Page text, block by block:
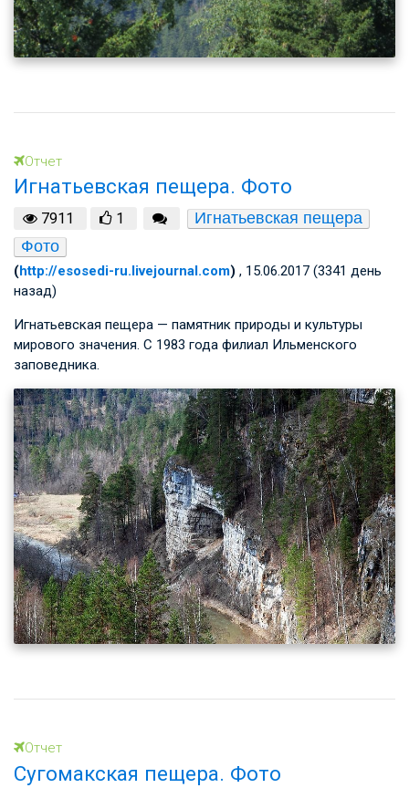
Отчет
Игнатьевская пещера. Фото
7911 1
Игнатьевская пещера
Фото
(http://esosedi-ru.livejournal.com) , 15.06.2017 (3341 день
назад)
Игнатьевская пещера — памятник природы и культуры
мирового значения. С 1983 года филиал Ильменского
заповедника.
Отчет
Сугомакская пещера. Фото